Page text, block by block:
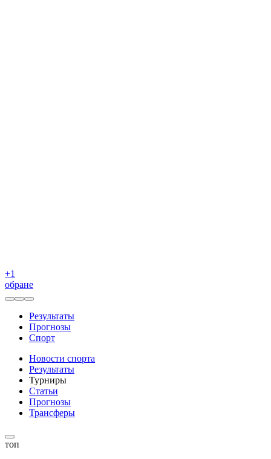
+1
обране
Результаты
Прогнозы
Спорт
Новости спорта
Результаты
Турниры
Статьи
Прогнозы
Трансферы
топ